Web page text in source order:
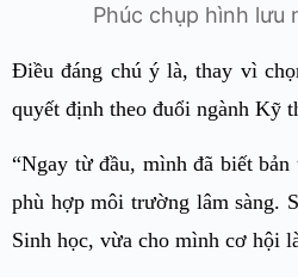
Phúc chụp hình lưu
Điều đáng chú ý là, thay vì
quyết định theo đuổi ngành Kỹ
“Ngay từ đầu, mình đã biết
phù hợp môi trường lâm sàng.
Sinh học, vừa cho mình cơ hội